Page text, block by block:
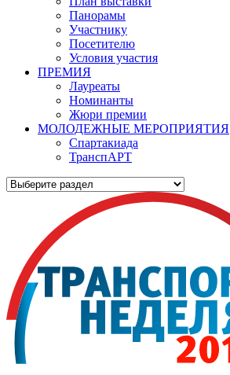
Панорамы
Участнику
Посетителю
Условия участия
ПРЕМИЯ
Лауреаты
Номинанты
Жюри премии
МОЛОДЕЖНЫЕ МЕРОПРИЯТИЯ
Спартакиада
ТранспАРТ